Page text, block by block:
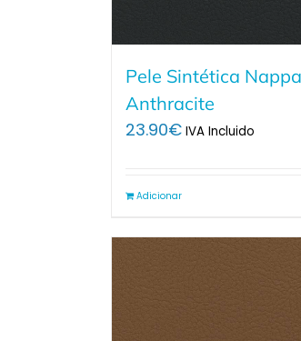
Pele Sintética
Anthracite
23.90€ IVA Incluido
Adicionar